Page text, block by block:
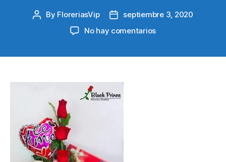
Post
By FloreriasVip
Postseptiembre 3, 2020
No hay comentariosen